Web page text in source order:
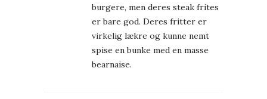
burgere, men deres steak frites
er bare god. Deres fritter er
virkelig lækre og kunne nemt
spise en bunke med en masse
bearnaise.